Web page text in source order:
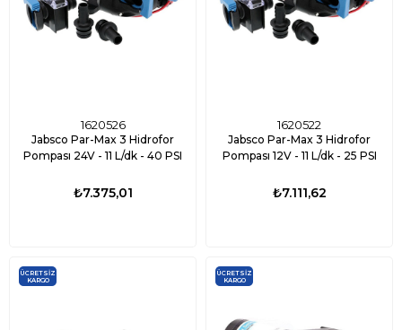
1620526
Jabsco Par-Max 3 Hidrofor
Pompası 24V - 11 L/dk - 40 PSI
₺7.375,01
1620522
Jabsco Par-Max 3 Hidrofor
Pompası 12V - 11 L/dk - 25 PSI
₺7.111,62
ÜCRETSIZ
KARGO
ÜCRETSIZ
KARGO